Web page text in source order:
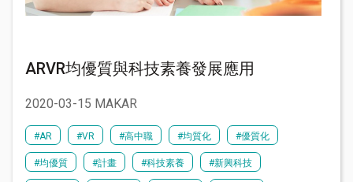
ARVR均優質與科技素養發展應用
2020-03-15 MAKAR
#AR #VR #高中職 #均質化 #優質化
#均優質 #計畫 #科技素養 #新興科技